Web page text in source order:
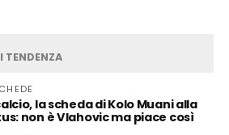
TENDENZA
la scheda di Kolo Muani alla
non è Vlahovic ma piace così